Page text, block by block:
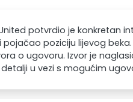
potvrdio je konkretan
pojačao poziciju lijevog
o ugovoru. Izvor je
detalji u vezi s mogućim